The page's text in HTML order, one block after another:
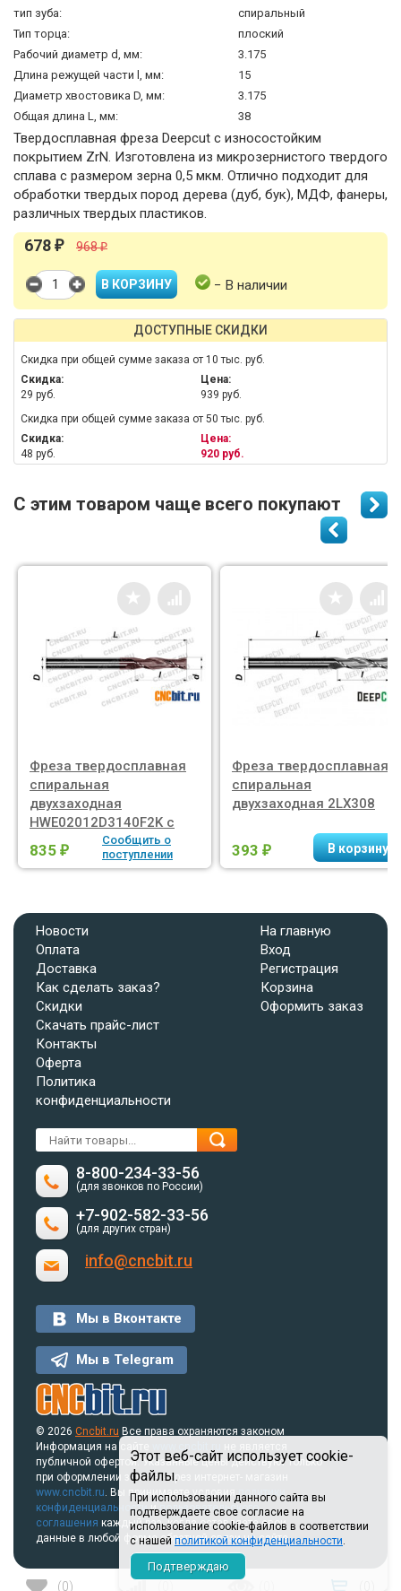
Этот веб-сайт использует cookie-
файлы.
При использовании данного сайта вы
подтверждаете свое согласие на
использование cookie-файлов в соответствии
с нашей политикой конфиденциальности.
Подтверждаю
тип зуба:
спиральный
Тип торца:
плоский
Рабочий диаметр d, мм:
3.175
Длина режущей части l, мм:
15
Диаметр хвостовика D, мм:
3.175
Общая длина L, мм:
38
Твердосплавная фреза Deepcut с износостойким
покрытием ZrN. Изготовлена из микрозернистого твердого
сплава c размером зерна 0,5 мкм. Отлично подходит для
обработки твердых пород дерева (дуб, бук), МДФ, фанеры,
различных твердых пластиков.
678 ₽ 968₽
− В наличии
ДОСТУПНЫЕ СКИДКИ
Скидка при общей сумме заказа от 10 тыс. руб.
Скидка:
29 руб.
Цена:
939 руб.
Скидка при общей сумме заказа от 50 тыс. руб.
Скидка:
48 руб.
Цена:
920 руб.
С этим товаром чаще всего покупают
Фреза твердосплавная
спиральная
двухзаходная
HWE02012D3140F2K с
покрытием AlTiCrN
835 ₽
Сообщить о
поступлении
Фреза твердосплавная
спиральная
двухзаходная 2LX308
393 ₽
Новости
Оплата
Доставка
Как сделать заказ?
Скидки
Скачать прайс-лист
Контакты
Оферта
Политика
конфиденциальности
На главную
Вход
Регистрация
Корзина
Оформить заказ
8-800-234-33-56
(для звонков по России)
+7-902-582-33-56
(для других стран)
info@cncbit.ru
Мы в Вконтакте
Мы в Telegram
© 2026 Cncbit.ru Все права охраняются законом
Информация на сайте
www.cncbit.ru
публичной офертой. Указанные цены действуют только
при оформлении заказа через интернет- магазин
www.cncbit.ru. Вы принимаете условияполитики
конфиденциальностиипользовательского
соглашения каждый раз, когда оставляете свои
данные в любой форме обратной связи на сайте.
(0)